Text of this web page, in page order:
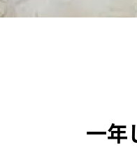
一年